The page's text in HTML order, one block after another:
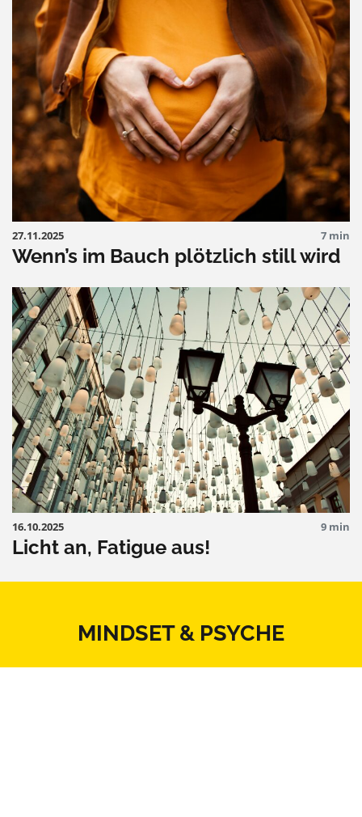
27.11.2025 7 min
Wenn’s im Bauch plötzlich still wird
16.10.2025 9 min
Licht an, Fatigue aus!
MINDSET & PSYCHE